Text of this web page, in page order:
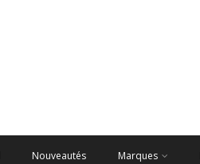
Nouveautés Marques